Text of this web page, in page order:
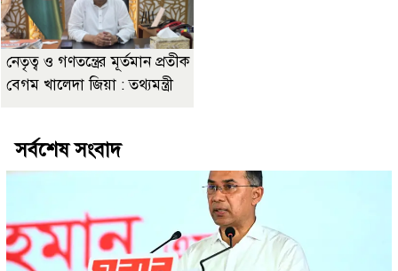
নেতৃত্ব ও গণতন্ত্রের মূর্তমান প্রতীক
বেগম খালেদা জিয়া : তথ্যমন্ত্রী
সর্বশেষ সংবাদ